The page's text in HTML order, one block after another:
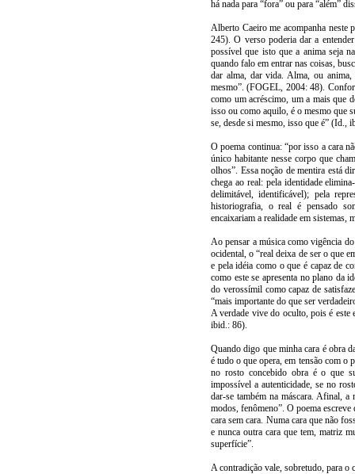
há nada para “fora” ou para “além”
Alberto Caeiro me acompanha neste
245). O verso poderia dar a
possível que isto que a anima seja
quando falo em entrar nas coisas,
dar alma, dar vida. Alma, ou
mesmo”. (FOGEL, 2004: 48).
como um acréscimo, um a mais que
isso ou como aquilo, é o mesmo que
se, desde si mesmo, isso que é” (Id.,
O poema continua: “por isso a cara
único habitante nesse corpo que
olhos”. Essa noção de mentira está
chega ao real: pela identidade
delimitável, identificável); pela
historiografia, o real é pensado
encaixariam a realidade em sistemas,
Ao pensar a música como vigência
ocidental, o “real deixa de ser o que
e pela idéia como o que é capaz de
como este se apresenta no plano da
do verossímil como capaz de
“mais importante do que ser
A verdade vive do oculto, pois é este
ibid.: 86).
Quando digo que minha cara é obra
é tudo o que opera, em tensão com o
no rosto concebido obra é o que
impossível a autenticidade, se no
dar-se também na máscara. Afinal, a
modos, fenômeno”. O poema escreve
cara sem cara. Numa cara que não
e nunca outra cara que tem, matriz
superfície”.
A contradição vale, sobretudo, para o